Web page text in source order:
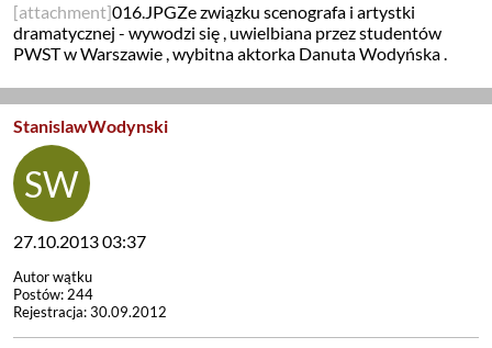
[attachment]016.JPGZe związku scenografa i artystki
dramatycznej - wywodzi się , uwielbiana przez studentów
PWST w Warszawie , wybitna aktorka Danuta Wodyńska .
StanislawWodynski
27.10.2013 03:37
Autor wątku
Postów: 244
Rejestracja: 30.09.2012